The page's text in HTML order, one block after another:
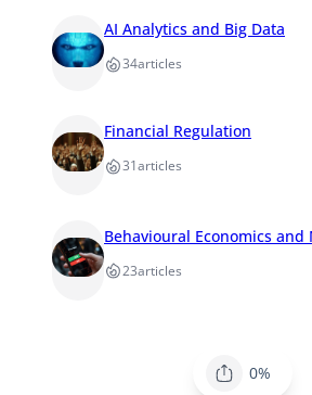
AI Analytics and Big Data
34articles
Financial Regulation
31articles
Behavioural Economics
23articles
0%